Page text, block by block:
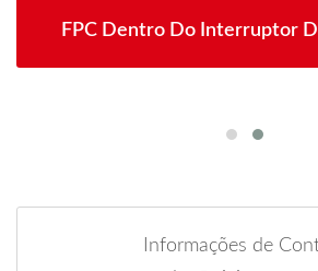
FPC Dentro Do Interruptor
Informações de